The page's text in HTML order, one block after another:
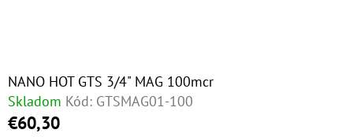
NANO HOT GTS 3/4" MAG 100mcr
Skladom Kód: GTSMAG01-100
€60,30